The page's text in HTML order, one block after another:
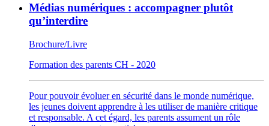
Médias numériques : accompagner plutôt
qu’interdire
Brochure/Livre
Formation des parents CH - 2020
Pour pouvoir évoluer en sécurité dans le monde numérique,
les jeunes doivent apprendre à les utiliser de manière critique
et responsable. A cet égard, les parents assument un rôle